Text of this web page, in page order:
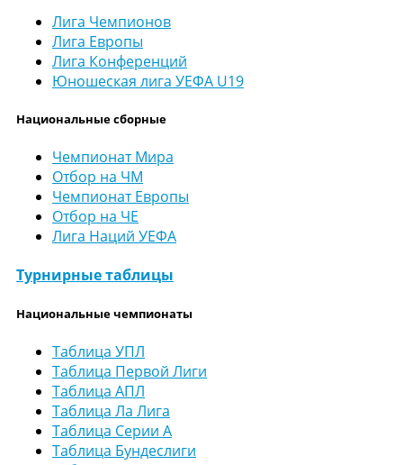
Лига Чемпионов
Лига Европы
Лига Конференций
Юношеская лига УЕФА U19
Национальные сборные
Чемпионат Мира
Отбор на ЧМ
Чемпионат Европы
Отбор на ЧЕ
Лига Наций УЕФА
Турнирные таблицы
Национальные чемпионаты
Таблица УПЛ
Таблица Первой Лиги
Таблица АПЛ
Таблица Ла Лига
Таблица Серии А
Таблица Бундеслиги